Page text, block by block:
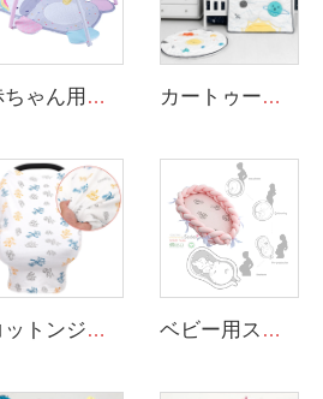
赤ちゃん用お腹ばいアクティビティマット 掛けられる感覚玩具 動物デザイン 赤ちゃん用プレイマット ジム カートゥーン スペース ベビー男の子用ベッドセット 3ピース コットベビーベッド寝具セット
コットンジャージー素材のナーシングエプロン、360度プライバシー保護、超ソフトな授乳カバー ベビー用スリーピングネストベッド ブレイド加工されたソフトなニューボーン用ラウンジャー ポータブルクレード 該当するベビーネスト